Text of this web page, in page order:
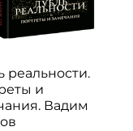
реальности.
и
Вадим